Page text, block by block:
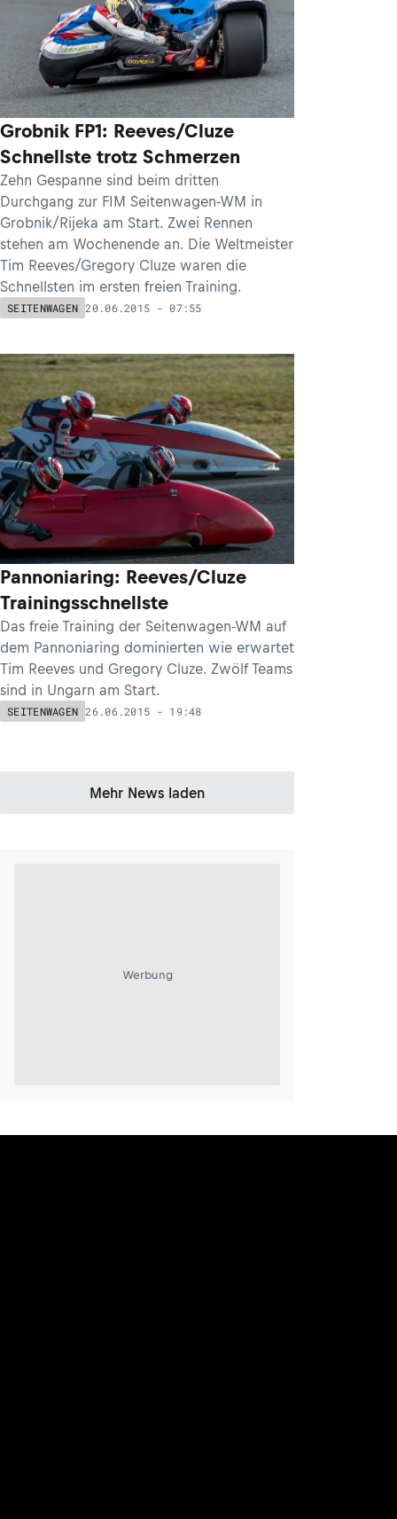
Grobnik FP1: Reeves/Cluze
Schnellste trotz Schmerzen
Zehn Gespanne sind beim dritten
Durchgang zur FIM Seitenwagen-WM in
Grobnik/Rijeka am Start. Zwei Rennen
stehen am Wochenende an. Die Weltmeister
Tim Reeves/Gregory Cluze waren die
Schnellsten im ersten freien Training.
SEITENWAGEN 20.06.2015 - 07:55
Pannoniaring: Reeves/Cluze
Trainingsschnellste
Das freie Training der Seitenwagen-WM auf
dem Pannoniaring dominierten wie erwartet
Tim Reeves und Gregory Cluze. Zwölf Teams
sind in Ungarn am Start.
SEITENWAGEN 26.06.2015 - 19:48
Mehr News laden
Werbung